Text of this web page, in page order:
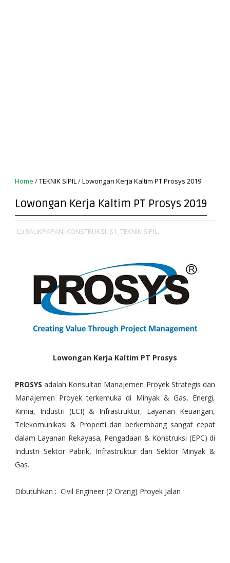
Home /TEKNIK SIPIL/Lowongan Kerja Kaltim PT Prosys 2019
Lowongan Kerja Kaltim PT Prosys 2019
BALIKPAPAN, KONSTRUKSI, S1, TEKNIK SIPIL,
Lowongan Kerja Kaltim PT Prosys
PROSYS adalah Konsultan Manajemen Proyek Strategis dan
Manajemen Proyek terkemuka di Minyak & Gas, Energi,
Kimia, Industri (ECI) & Infrastruktur, Layanan Keuangan,
Telekomunikasi & Properti dan berkembang sangat cepat
dalam Layanan Rekayasa, Pengadaan & Konstruksi (EPC) di
Industri Sektor Pabrik, Infrastruktur dan Sektor Minyak &
Gas.
Dibutuhkan :  Civil Engineer (2 Orang) Proyek Jalan